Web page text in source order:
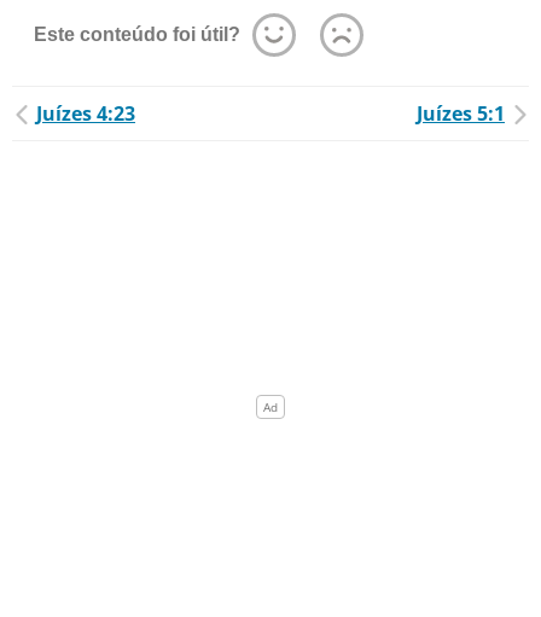
Este conteúdo foi útil?
Juízes 4:23 Juízes 5:1